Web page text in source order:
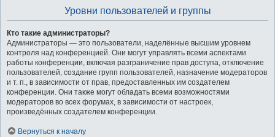
Уровни пользователей и группы
Кто такие администраторы?
Администраторы — это пользователи, наделённые высшим уровнем
контроля над конференцией. Они могут управлять всеми аспектами
работы конференции, включая разграничение прав доступа, отключение
пользователей, создание групп пользователей, назначение модераторов
и т. п., в зависимости от прав, предоставленных им создателем
конференции. Они также могут обладать всеми возможностями
модераторов во всех форумах, в зависимости от настроек,
произведённых создателем конференции.
Вернуться к началу